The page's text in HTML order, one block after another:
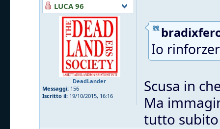
LUCA 96
DeadLander
Messaggi: 156
Iscritto il: 19/10/2015, 16:16
Io
Scusa in
Ma
tutto